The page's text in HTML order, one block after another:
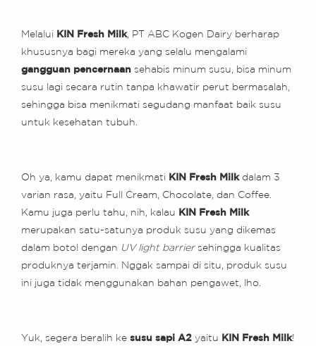
Melalui KIN Fresh Milk, PT ABC Kogen Dairy berharap
khususnya bagi mereka yang selalu mengalami
gangguan pencernaan sehabis minum susu, bisa minum
susu lagi secara rutin tanpa khawatir perut bermasalah,
sehingga bisa menikmati segudang manfaat baik susu
untuk kesehatan tubuh.
Oh ya, kamu dapat menikmati KIN Fresh Milkdalam 3
varian rasa, yaitu Full Cream, Chocolate, dan Coffee.
Kamu juga perlu tahu, nih, kalau KIN Fresh Milk
merupakan satu-satunya produk susu yang dikemas
dalam botol dengan UV light barriersehingga kualitas
produknya terjamin. Nggak sampai di situ, produk susu
ini juga tidak menggunakan bahan pengawet, lho.
Yuk, segera beralih ke susu sapi A2 yaitu KIN Fresh Milk!